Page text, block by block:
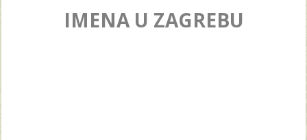
IMENA U ZAGREBU